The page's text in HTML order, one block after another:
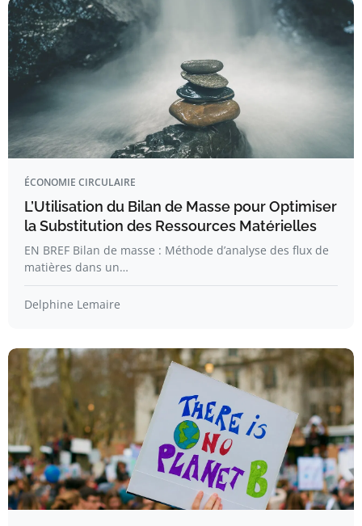
ÉCONOMIE CIRCULAIRE
L’Utilisation du Bilan de Masse pour Optimiser
la Substitution des Ressources Matérielles
EN BREF Bilan de masse : Méthode d’analyse des flux de
matières dans un…
Delphine Lemaire